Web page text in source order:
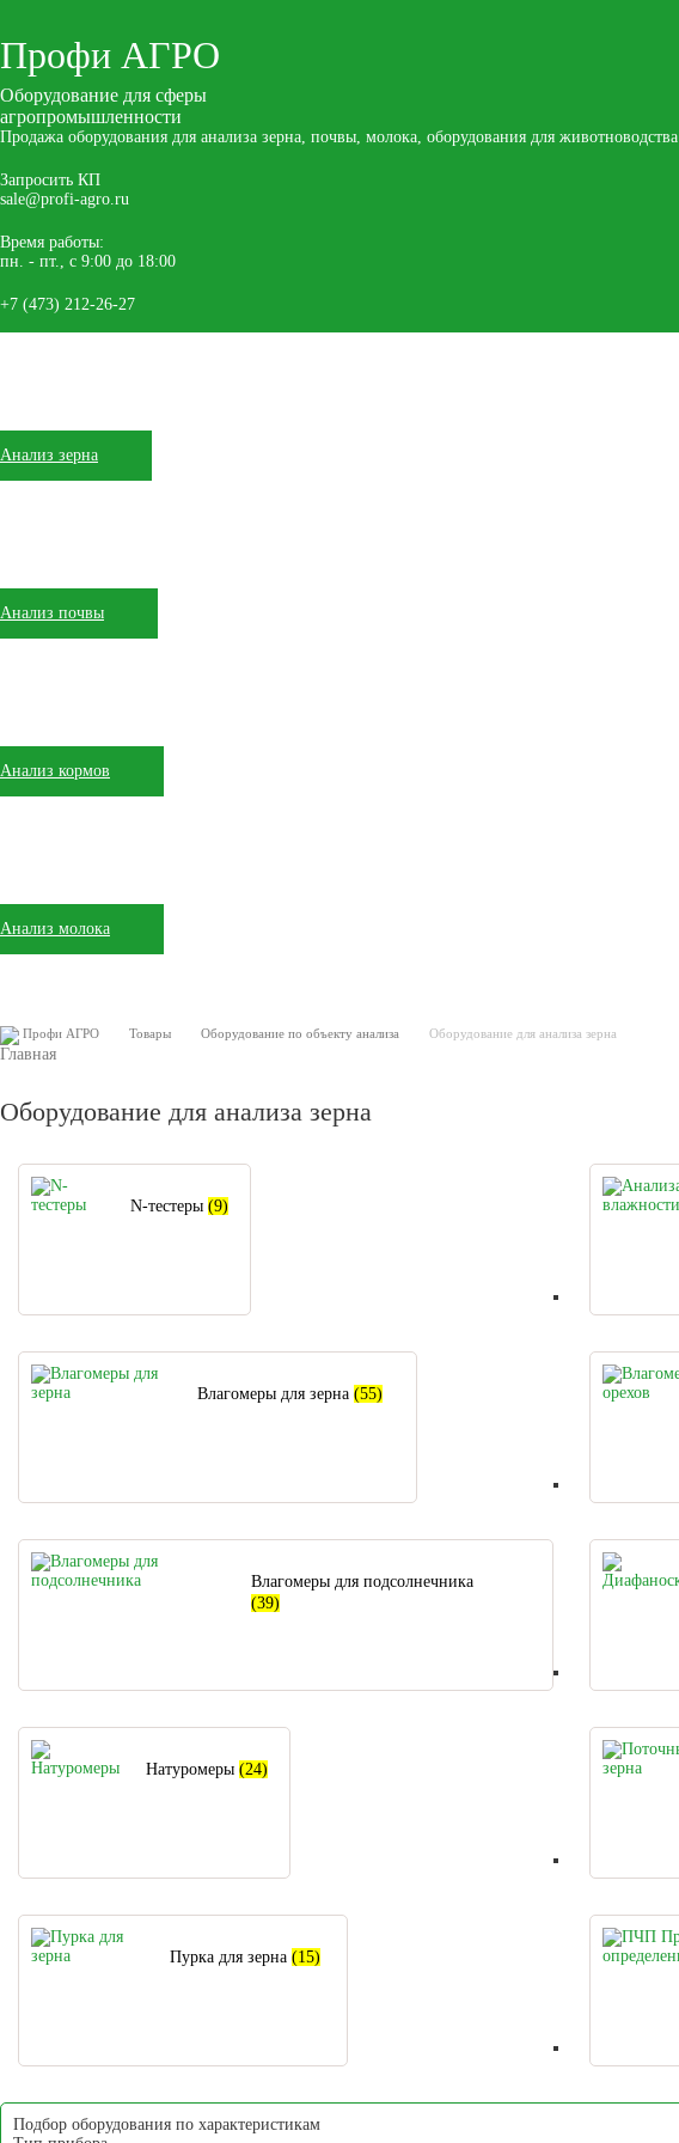
Профи АГРО
Оборудование для сферы
агропромышленности
Продажа оборудования для анализа зерна, почвы, молока, оборудования для животноводства
Запросить КП
sale@profi-agro.ru
Время работы:
пн. - пт., с 9:00 до 18:00
+7 (473) 212-26-27
Анализ зерна
Анализ почвы
Анализ кормов
Анализ молока
Профи АГРО Товары Оборудование по объекту анализа Оборудование для анализа зерна
Оборудование для анализа зерна
N-тестеры(9)
Влагомеры для зерна (55)
Влагомеры для подсолнечника
(39)
Натуромеры(24)
Пурка для зерна (15)
Подбор оборудования по характеристикам